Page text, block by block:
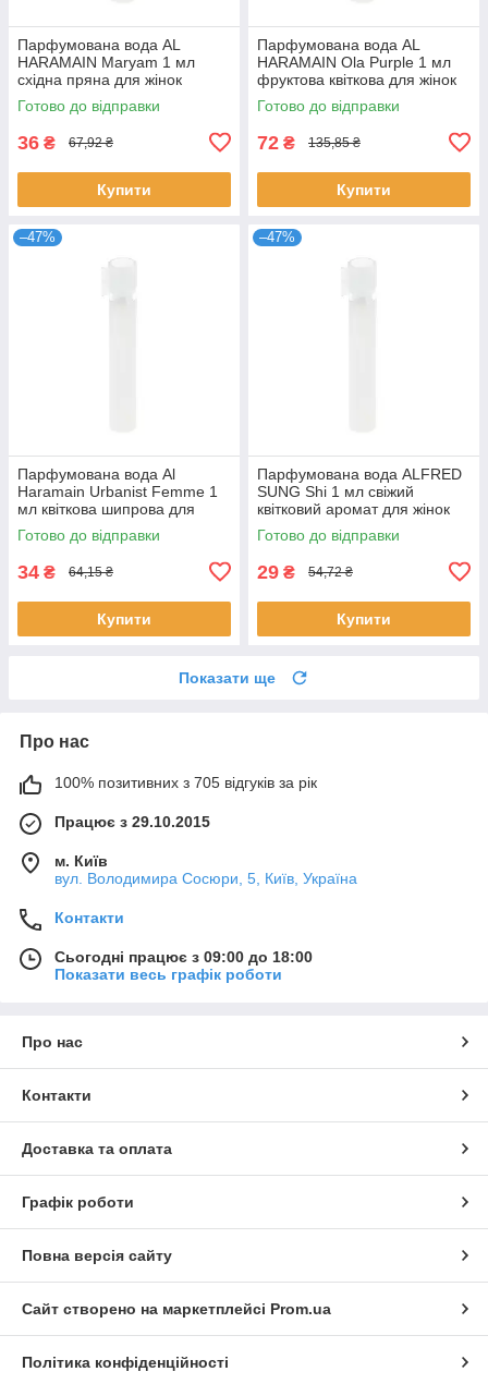
Парфумована вода AL
HARAMAIN Maryam 1 мл
східна пряна для жінок
розпив пробник стійкий
аромат Аль Харамейн
Готово до відправки
36 ₴ 67,92 ₴
Купити
Парфумована вода AL
HARAMAIN Ola Purple 1 мл
фруктова квіткова для жінок
стійкий розпив Аль Харамейн
Готово до відправки
72 ₴ 135,85 ₴
Купити
–47%
Парфумована вода Al
Haramain Urbanist Femme 1
мл квіткова шипрова для
жінок розпив пробник Аль
Харамейн
Готово до відправки
34 ₴ 64,15 ₴
Купити
–47%
Парфумована вода ALFRED
SUNG Shi 1 мл свіжий
квітковий аромат для жінок
пробник розпив Альфред
Санг
Готово до відправки
29 ₴ 54,72 ₴
Купити
Показати ще
Про нас
100% позитивних з 705 відгуків за рік
Працює з 29.10.2015
м. Київ
вул. Володимира Сосюри, 5, Київ, Україна
Контакти
Сьогодні працює з 09:00 до 18:00
Показати весь графік роботи
Про нас
Контакти
Доставка та оплата
Графік роботи
Повна версія сайту
Сайт створено на маркетплейсі Prom.ua
Політика конфіденційності